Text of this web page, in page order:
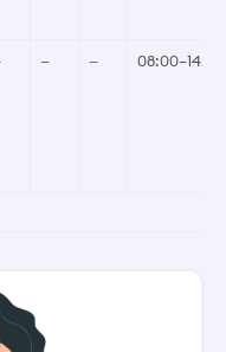
— — 08:00–14:00